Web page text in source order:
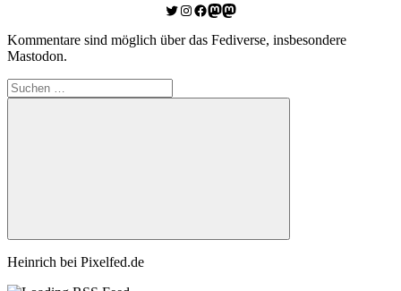
Twitter
Instagram
Facebook
Link zu Mastodon
Mastodon
Kommentare sind möglich über das Fediverse, insbesondere
Mastodon.
Suchen
nach:
Suchen
Heinrich bei Pixelfed.de